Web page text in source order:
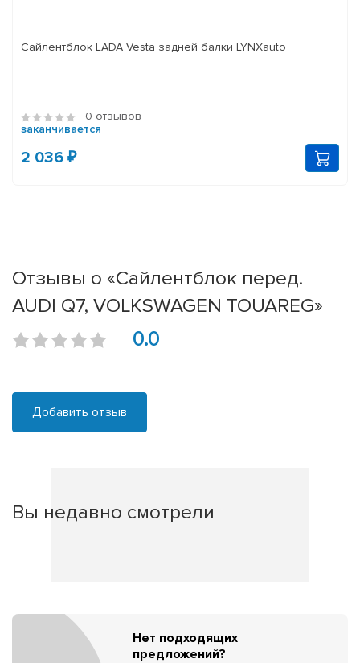
Сайлентблок LADA Vesta задней балки LYNXauto
0 отзывов
заканчивается
2 036 ₽
Отзывы о «Сайлентблок перед.
AUDI Q7, VOLKSWAGEN TOUAREG»
0.0
Добавить отзыв
Вы недавно смотрели
Нет подходящих
предложений?